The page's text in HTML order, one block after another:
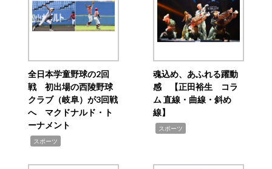
全日本学童野球の2回
戦 初出場の西陵野球
クラブ（岐阜）が3回戦
へ マクドナルド・ト
ーナメント
スポーツ
魂込め、あふれる躍動
感 【正田裕生 コラ
ム 直線・曲線・斜め
線】
スポーツ